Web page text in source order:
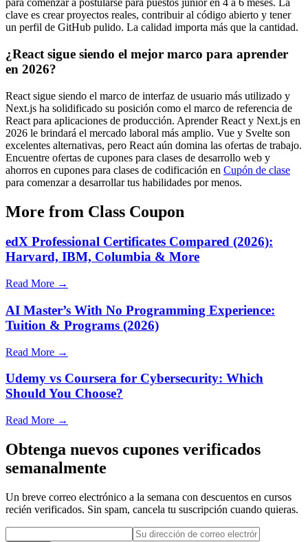
para comenzar a postularse para puestos junior en 4 a 6 meses. La
clave es crear proyectos reales, contribuir al código abierto y tener
un perfil de GitHub pulido. La calidad importa más que la cantidad.
¿React sigue siendo el mejor marco para aprender
en 2026?
React sigue siendo el marco de interfaz de usuario más utilizado y
Next.js ha solidificado su posición como el marco de referencia de
React para aplicaciones de producción. Aprender React y Next.js en
2026 le brindará el mercado laboral más amplio. Vue y Svelte son
excelentes alternativas, pero React aún domina las ofertas de trabajo.
Encuentre ofertas de cupones para clases de desarrollo web y
ahorros en cupones para clases de codificación en Cupón de clase
para comenzar a desarrollar tus habilidades por menos.
More from Class Coupon
edX Professional Certificates Compared (2026):
Harvard, IBM, Columbia & More
Read More →
AI Master’s With No Programming Experience:
Tuition & Programs (2026)
Read More →
Udemy vs Coursera for Cybersecurity: Which
Should You Choose?
Read More →
Obtenga nuevos cupones verificados
semanalmente
Un breve correo electrónico a la semana con descuentos en cursos
recién verificados. Sin spam, cancela tu suscripción cuando quieras.